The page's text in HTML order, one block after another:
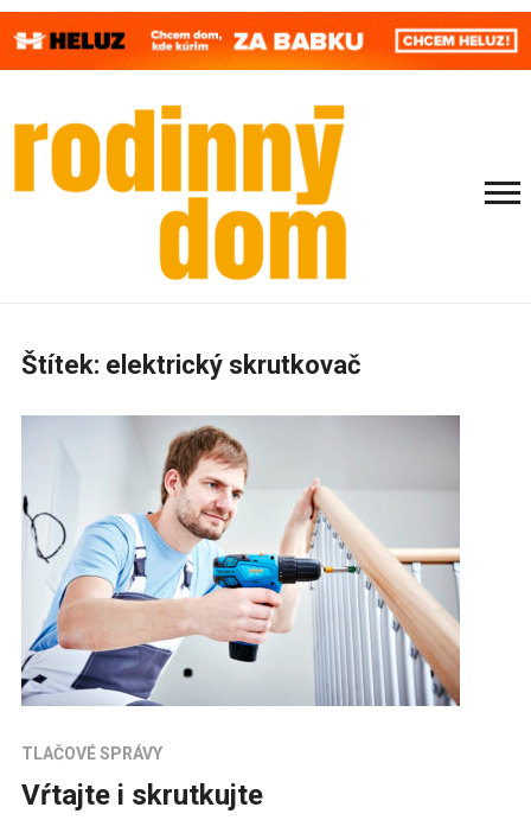
Štítek: elektrický skrutkovač
TLAČOVÉ SPRÁVY
Vŕtajte i skrutkujte